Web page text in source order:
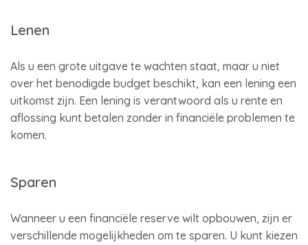
Lenen
Als u een grote uitgave te wachten staat, maar u niet
over het benodigde budget beschikt, kan een lening een
uitkomst zijn. Een lening is verantwoord als u rente en
aflossing kunt betalen zonder in financiële problemen te
komen.
Sparen
Wanneer u een financiële reserve wilt opbouwen, zijn er
verschillende mogelijkheden om te sparen. U kunt kiezen